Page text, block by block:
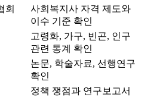
회
사회복지사 자격 제도와
이수 기준 확인
고령화, 가구, 빈곤, 인구
관련 통계 확인
논문, 학술자료, 선행연구
확인
정책 쟁점과 연구보고서